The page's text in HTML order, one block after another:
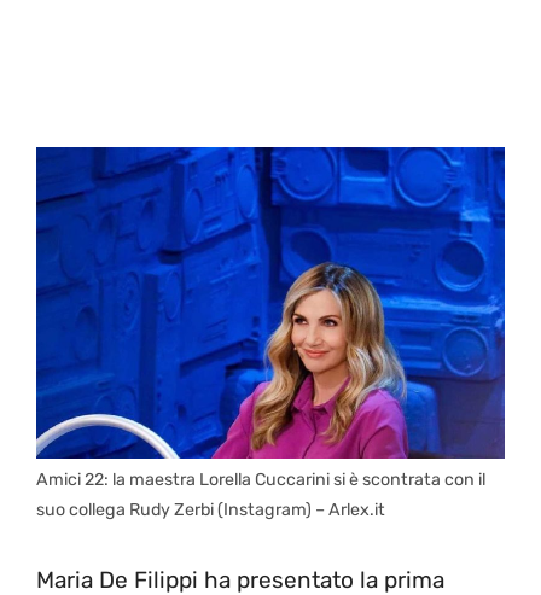
Amici 22: la maestra Lorella Cuccarini si è scontrata con il
suo collega Rudy Zerbi (Instagram) – Arlex.it
Maria De Filippi ha presentato la prima